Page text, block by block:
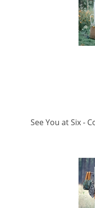
See You at Six -